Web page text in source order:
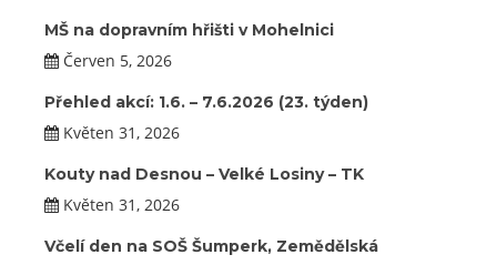
MŠ na dopravním hřišti v Mohelnici
Červen 5, 2026
Přehled akcí: 1.6. – 7.6.2026 (23. týden)
Květen 31, 2026
Kouty nad Desnou – Velké Losiny – TK
Květen 31, 2026
Včelí den na SOŠ Šumperk, Zemědělská